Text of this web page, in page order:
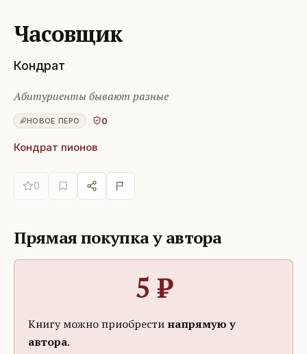
Часовщик
Кондрат
Абитуриенты бывают разные
НОВОЕ ПЕРО 0
Кондрат пионов
0
Прямая покупка у автора
5 ₽
Книгу можно приобрести напрямую у
автора.